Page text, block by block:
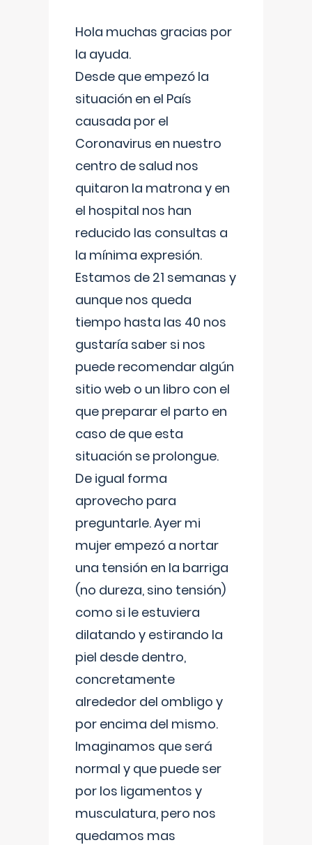
Hola muchas gracias por
la ayuda.
Desde que empezó la
situación en el País
causada por el
Coronavirus en nuestro
centro de salud nos
quitaron la matrona y en
el hospital nos han
reducido las consultas a
la mínima expresión.
Estamos de 21 semanas y
aunque nos queda
tiempo hasta las 40 nos
gustaría saber si nos
puede recomendar algún
sitio web o un libro con el
que preparar el parto en
caso de que esta
situación se prolongue.
De igual forma
aprovecho para
preguntarle. Ayer mi
mujer empezó a nortar
una tensión en la barriga
(no dureza, sino tensión)
como si le estuviera
dilatando y estirando la
piel desde dentro,
concretamente
alrededor del ombligo y
por encima del mismo.
Imaginamos que será
normal y que puede ser
por los ligamentos y
musculatura, pero nos
quedamos mas